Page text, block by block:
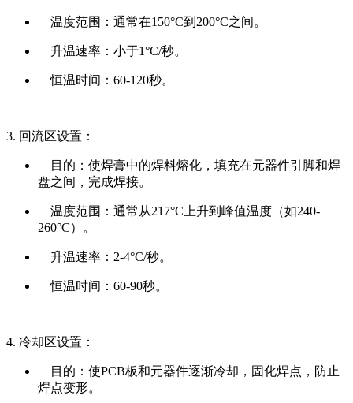
温度范围：通常在150°C到200°C之间。
升温速率：小于1°C/秒。
恒温时间：60-120秒。
3. 回流区设置：
目的：使焊膏中的焊料熔化，填充在元器件引脚和焊
盘之间，完成焊接。
温度范围：通常从217°C上升到峰值温度（如240-
260°C）。
升温速率：2-4°C/秒。
恒温时间：60-90秒。
4. 冷却区设置：
目的：使PCB板和元器件逐渐冷却，固化焊点，防止
焊点变形。